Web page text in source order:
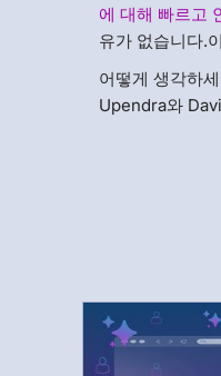
에 대해 빠르고
유가 없습니다.
어떻게 생각하
Upendra와